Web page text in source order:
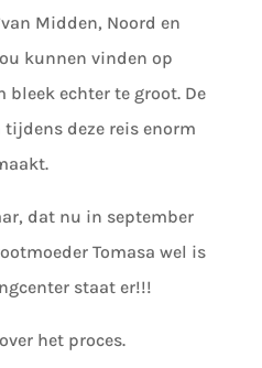
Midden, Noord en
kunnen vinden op
bleek echter te groot. De
deze reis enorm
dat nu in september
Tomasa wel is
staat er!!!
het proces.